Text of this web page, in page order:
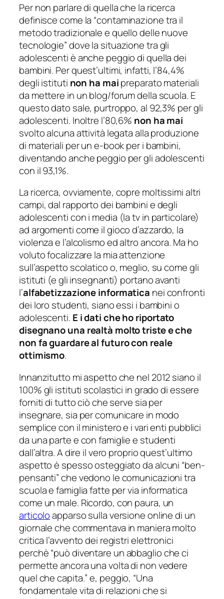
Per non parlare di quella che la ricerca
definisce come la “contaminazione tra il
metodo tradizionale e quello delle nuove
tecnologie” dove la situazione tra gli
adolescenti è anche peggio di quella dei
bambini. Per quest’ultimi, infatti, l’84,4%
degli istituti non ha maipreparato materiali
da mettere in un blog/forum della scuola. E
questo dato sale, purtroppo, al 92,3% per gli
adolescenti. Inoltre l’80,6% non ha mai
svolto alcuna attività legata alla produzione
di materiali per un e-book per i bambini,
diventando anche peggio per gli adolescenti
con il 93,1%.
La ricerca, ovviamente, copre moltissimi altri
campi, dal rapporto dei bambini e degli
adolescenti con i media (la tv in particolare)
ad argomenti come il gioco d’azzardo, la
violenza e l’alcolismo ed altro ancora. Ma ho
voluto focalizzare la mia attenzione
sull’aspetto scolatico o, meglio, su come gli
istituti (e gli insegnanti) portano avanti
l’alfabetizzazione informatica nei confronti
dei loro studenti, siano essi i bambini o
adolescenti. E i dati che ho riportato
disegnano una realtà molto triste e che
non fa guardare al futuro con reale
ottimismo.
Innanzitutto mi aspetto che nel 2012 siano il
100% gli istituti scolastici in grado di essere
forniti di tutto ciò che serve sia per
insegnare, sia per comunicare in modo
semplice con il ministero e i vari enti pubblici
da una parte e con famiglie e studenti
dall’altra. A dire il vero proprio quest’ultimo
aspetto è spesso osteggiato da alcuni “ben-
pensanti” che vedono le comunicazioni tra
scuola e famiglia fatte per via informatica
come un male. Ricordo, con paura, un
articoloapparso sulla versione online di un
giornale che commentava in maniera molto
critica l’avvento dei registri elettronici
perchè “può diventare un abbaglio che ci
permette ancora una volta di non vedere
quel che capita.” e, peggio, “Una
fondamentale vita di relazioni che si